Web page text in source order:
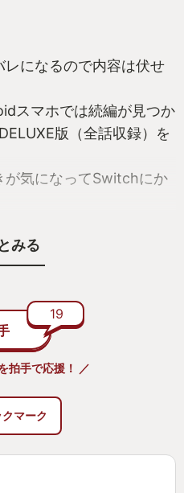
レになるので内容は伏せ
スマホでは続編が見つか
版（全話収録）を
が気になってSwitchにか
語でした。
、話が進む事にUIの改
。
続編を匂わす様な締め
てますと、作者さんに
しい!
でした。
、ゲーム欲がムクムク
みる
19
拍手で応援！ ／
マーク